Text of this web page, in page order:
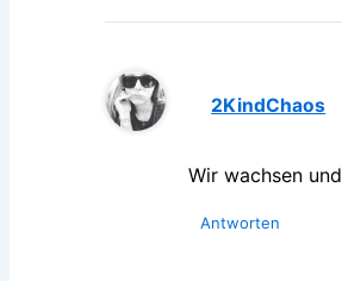
2KindChaos
Wir wachsen
Antworten